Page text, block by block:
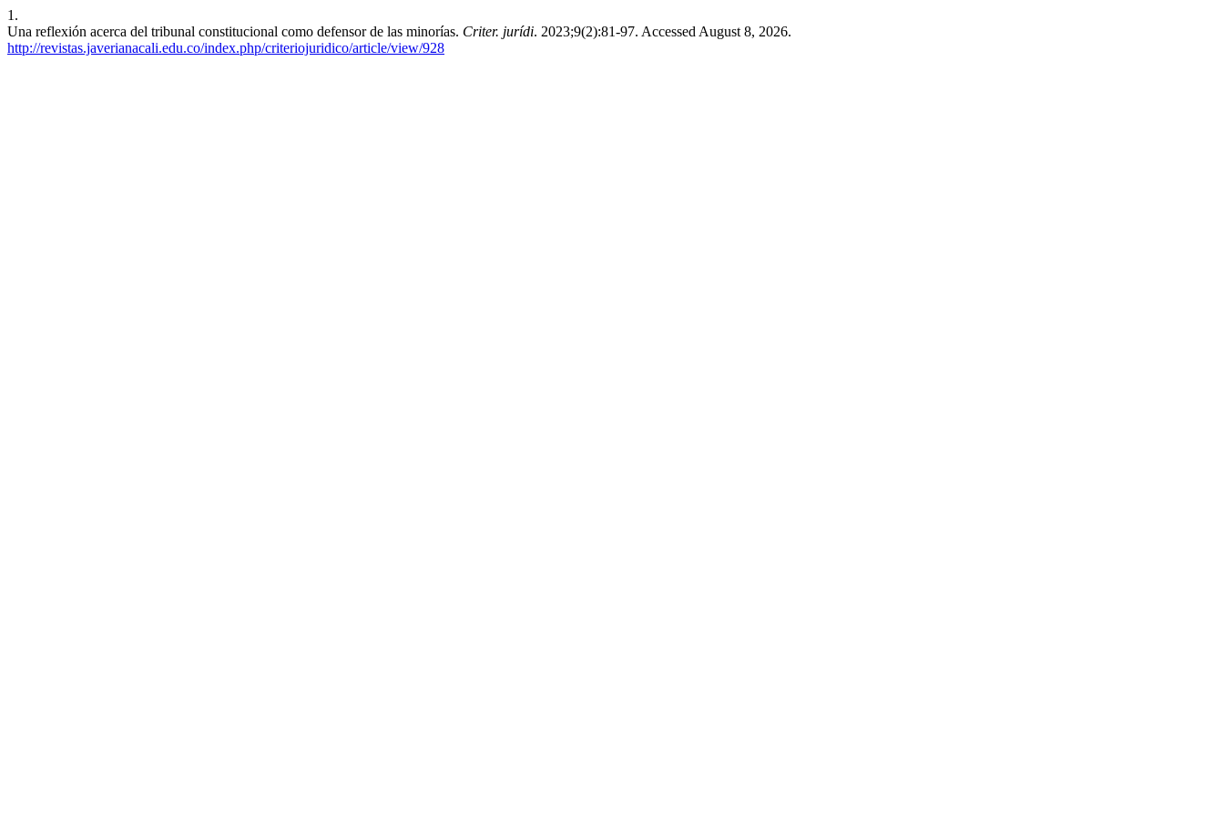
1.
Una reflexión acerca del tribunal constitucional como defensor de las minorías. Criter. jurídi. 2023;9(2):81-97. Accessed August 8, 2026.
http://revistas.javerianacali.edu.co/index.php/criteriojuridico/article/view/928